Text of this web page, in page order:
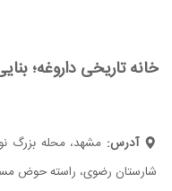
خانه‌ تاریخی داروغه؛
آدرس: مشهد، محله بزرگ
شارستان رضوی، راسته حوض